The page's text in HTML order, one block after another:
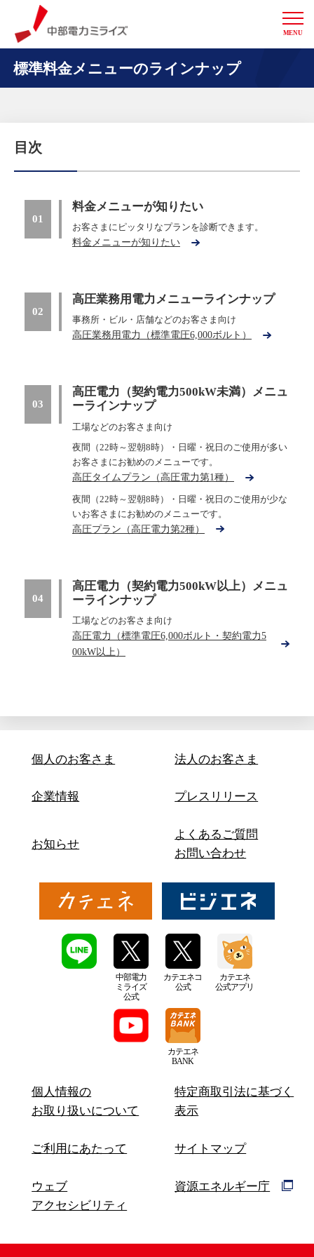
中部電力ミライズ
MENU
標準料金メニューのラインナップ
目次
01
料金メニューが知りたい
お客さまにピッタリなプランを診断できます。
料金メニューが知りたい
02
高圧業務用電力メニューラインナップ
事務所・ビル・店舗などのお客さま向け
高圧業務用電力（標準電圧6,000ボルト）
03
高圧電力（契約電力500kW未満）メニュ
ーラインナップ
工場などのお客さま向け
夜間（22時～翌朝8時）・日曜・祝日のご使用が多い
お客さまにお勧めのメニューです。
高圧タイムプラン（高圧電力第1種）
夜間（22時～翌朝8時）・日曜・祝日のご使用が少な
いお客さまにお勧めのメニューです。
高圧プラン（高圧電力第2種）
04
高圧電力（契約電力500kW以上）メニュ
ーラインナップ
工場などのお客さま向け
高圧電力（標準電圧6,000ボルト・契約電力5
00kW以上）
個人のお客さま 法人のお客さま
企業情報 プレスリリース
お知らせ
よくあるご質問
お問い合わせ
中部電力
ミライズ
公式
カテエネコ
公式
カテエネ
公式アプリ
カテエネ
BANK
個人情報の
お取り扱いについて
特定商取引法に基づく
表示
ご利用にあたって サイトマップ
ウェブ
アクセシビリティ
資源エネルギー庁